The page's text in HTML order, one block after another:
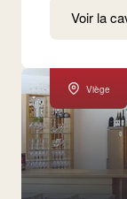
Voir la
Viège